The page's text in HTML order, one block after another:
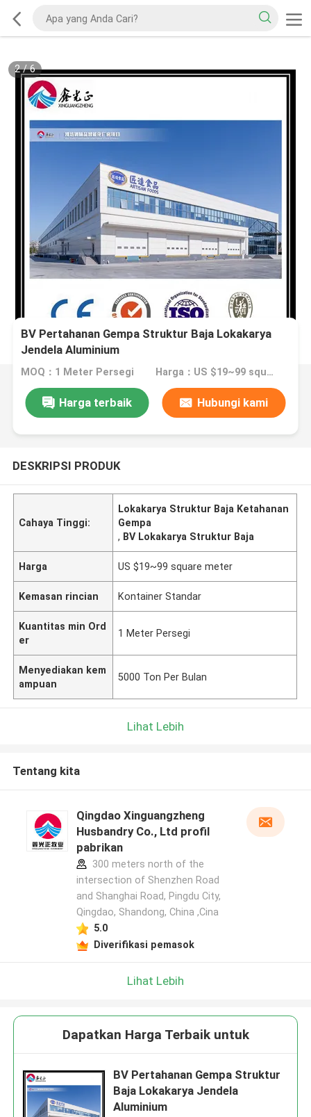
2/6
BV Pertahanan Gempa Struktur Baja Lokakarya
Jendela Aluminium
MOQ：1 Meter Persegi Harga：US $19~99 square meter
Harga terbaik Hubungi kami
DESKRIPSI PRODUK
Cahaya Tinggi:
Lokakarya Struktur Baja Ketahanan
Gempa
, BV Lokakarya Struktur Baja
Harga US $19~99 square meter
Kemasan rincian Kontainer Standar
Kuantitas min Ord
er
1 Meter Persegi
Menyediakan kem
ampuan
5000 Ton Per Bulan
Lihat Lebih
Tentang kita
Qingdao Xinguangzheng
Husbandry Co., Ltd profil
pabrikan
300 meters north of the
intersection of Shenzhen Road
and Shanghai Road, Pingdu City,
Qingdao, Shandong, China ,Cina
5.0
Diverifikasi pemasok
Lihat Lebih
Dapatkan Harga Terbaik untuk
BV Pertahanan Gempa Struktur
Baja Lokakarya Jendela
Aluminium